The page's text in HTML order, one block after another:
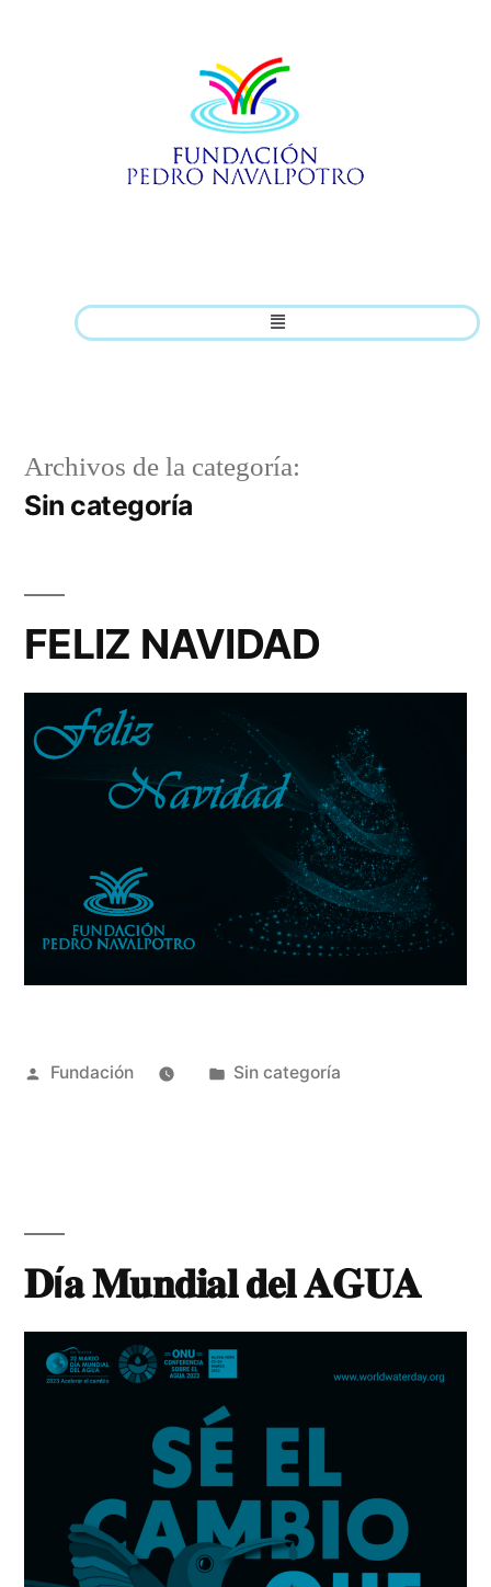
Archivos de la categoría:
Sin categoría
FELIZ NAVIDAD
Fundación Sin categoría
𝐃í𝐚 𝐌𝐮𝐧𝐝𝐢𝐚𝐥 𝐝𝐞𝐥 𝐀𝐆𝐔𝐀